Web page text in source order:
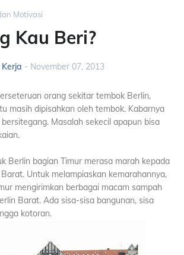
Motivasi
Kau Beri?
- November 07, 2013
orang sekitar tembok Berlin,
masih dipisahkan oleh tembok. Kabarnya
Masalah sekecil apapun bisa
Berlin bagian Timur merasa marah kepada
Untuk melampiaskan kemarahannya,
mengirimkan berbagai macam sampah
Barat. Ada sisa-sisa bangunan, sisa
kotoran.